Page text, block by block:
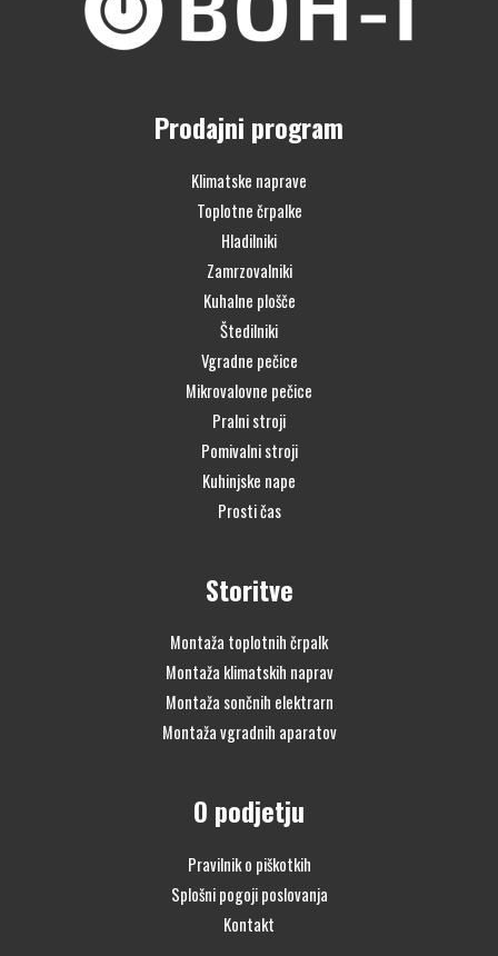
Prodajni program
Klimatske naprave
Toplotne črpalke
Hladilniki
Zamrzovalniki
Kuhalne plošče
Štedilniki
Vgradne pečice
Mikrovalovne pečice
Pralni stroji
Pomivalni stroji
Kuhinjske nape
Prosti čas
Storitve
Montaža toplotnih črpalk
Montaža klimatskih naprav
Montaža sončnih elektrarn
Montaža vgradnih aparatov
O podjetju
Pravilnik o piškotkih
Splošni pogoji poslovanja
Kontakt